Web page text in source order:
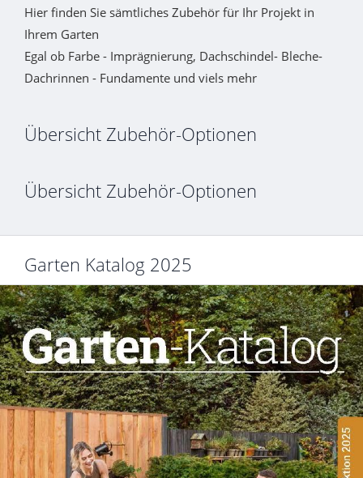
Hier finden Sie sämtliches Zubehör für Ihr Projekt in
Ihrem Garten
Egal ob Farbe - Imprägnierung, Dachschindel- Bleche-
Dachrinnen - Fundamente und viels mehr
Übersicht Zubehör-Optionen
Übersicht Zubehör-Optionen
Garten Katalog 2025